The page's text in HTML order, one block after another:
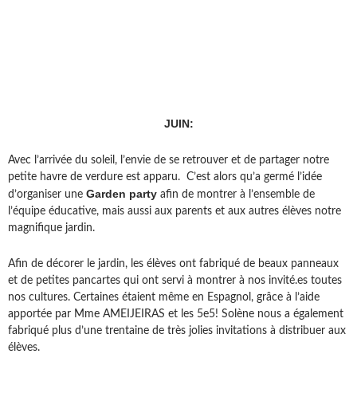
JUIN:
Avec l’arrivée du soleil, l’envie de se retrouver et de partager notre
petite havre de verdure est apparu. C’est alors qu’a germé l’idée
d’organiser une Garden party afin de montrer à l’ensemble de
l’équipe éducative, mais aussi aux parents et aux autres élèves notre
magnifique jardin.
Afin de décorer le jardin, les élèves ont fabriqué de beaux panneaux
et de petites pancartes qui ont servi à montrer à nos invité.es toutes
nos cultures. Certaines étaient même en Espagnol, grâce à l’aide
apportée par Mme AMEIJEIRAS et les 5e5! Solène nous a également
fabriqué plus d’une trentaine de très jolies invitations à distribuer aux
élèves.